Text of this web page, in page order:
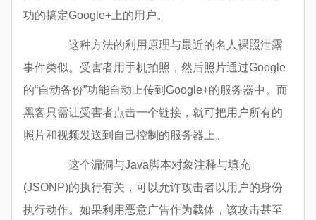
功的搞定Google+上的用户。
这种方法的利用原理与最近的名人裸照泄露
事件类似。受害者用手机拍照，然后照片通过Google
的“自动备份”功能自动上传到Google+的服务器中。而
黑客只需让受害者点击一个链接，就可把用户所有的
照片和视频发送到自己控制的服务器上。
这个漏洞与Java脚本对象注释与填充
(JSONP)的执行有关，可以允许攻击者以用户的身份
执行动作。如果利用恶意广告作为载体，该攻击甚至